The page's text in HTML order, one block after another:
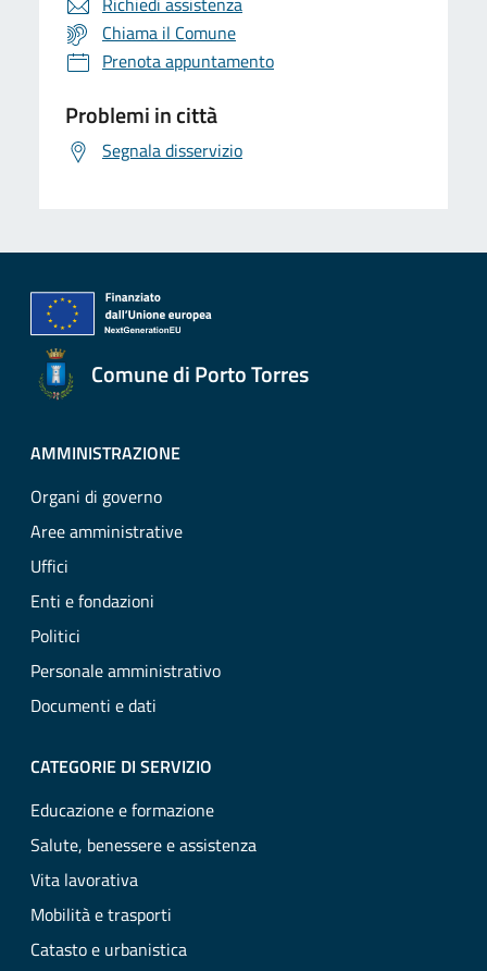
Chiama il Comune
Prenota appuntamento
Problemi in città
Segnala disservizio
Comune di Porto Torres
AMMINISTRAZIONE
Organi di governo
Aree amministrative
Uffici
Enti e fondazioni
Politici
Personale amministrativo
Documenti e dati
CATEGORIE DI SERVIZIO
Educazione e formazione
Salute, benessere e assistenza
Vita lavorativa
Mobilità e trasporti
Catasto e urbanistica